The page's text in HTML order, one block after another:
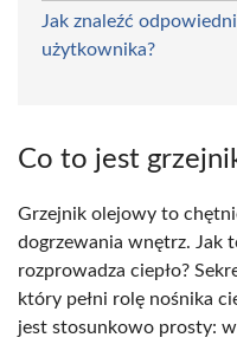
Jak znaleźć
użytkownika?
Co to jest
Grzejnik olejowy to
dogrzewania wnętrz. Jak
rozprowadza ciepło?
który pełni rolę nośnika
jest stosunkowo prosty: